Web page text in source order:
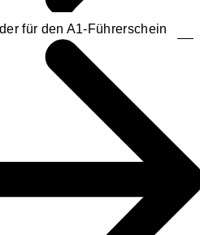
für den A1-Führerschein